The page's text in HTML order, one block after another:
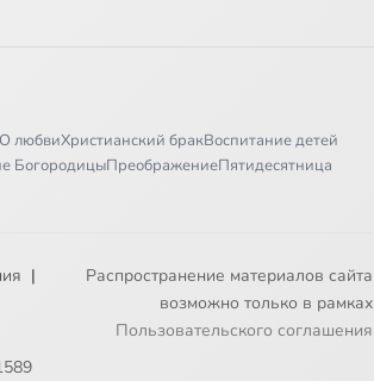
О любвиХристианский бракВоспитание детей
БогородицыПреображениеПятидесятница
|
Распространение материалов сайта
возможно только в рамках
Пользовательского соглашения